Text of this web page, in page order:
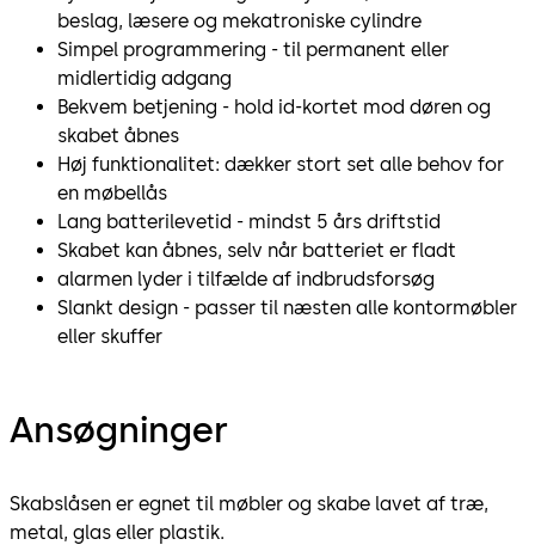
beslag, læsere og mekatroniske cylindre
Simpel programmering - til permanent eller
midlertidig adgang
Bekvem betjening - hold id-kortet mod døren og
skabet åbnes
Høj funktionalitet: dækker stort set alle behov for
en møbellås
Lang batterilevetid - mindst 5 års driftstid
Skabet kan åbnes, selv når batteriet er fladt
alarmen lyder i tilfælde af indbrudsforsøg
Slankt design - passer til næsten alle kontormøbler
eller skuffer
Ansøgninger
Skabslåsen er egnet til møbler og skabe lavet af træ,
metal, glas eller plastik.